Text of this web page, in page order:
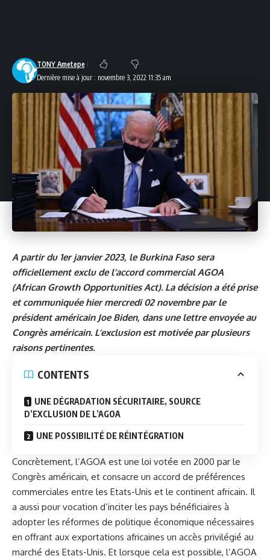
Dernière mise à jour : novembre 3, 2022 11:35 am
TONY Ametepe
A partir du 1er janvier 2023, le Burkina Faso sera
officiellement exclu de l’accord commercial AGOA
(African Growth Opportunities Act). La décision a été prise
et communiquée hier mercredi 02 novembre par le
président américain Joe Biden, dans une lettre envoyée au
Congrès américain. L’exclusion est motivée par plusieurs
raisons pertinentes.
CONTENTS
UNE DÉGRADATION SÉCURITAIRE, SOURCE
D’EXCLUSION DE L’AGOA
UNE POSSIBILITÉ DE RÉINTÉGRATION
Concrètement, l’AGOA est une loi votée en 2000 par le
Congrès américain, et consacre un accord de préférences
commerciales entre les Etats-Unis et le continent africain. Il
a aussi pour vocation d’inciter les pays bénéficiaires à
adopter les réformes de politique économique nécessaires
en offrant aux exportations africaines un accès privilégié au
marché des Etats-Unis. Et lorsque cela est possible, l’AGOA